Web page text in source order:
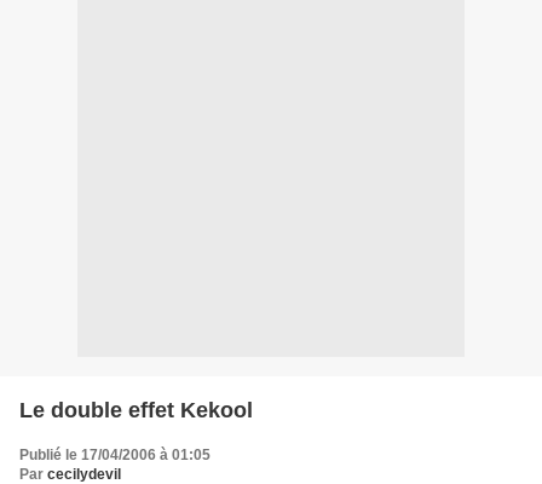
Le double effet Kekool
Publié le 17/04/2006 à 01:05
Par cecilydevil